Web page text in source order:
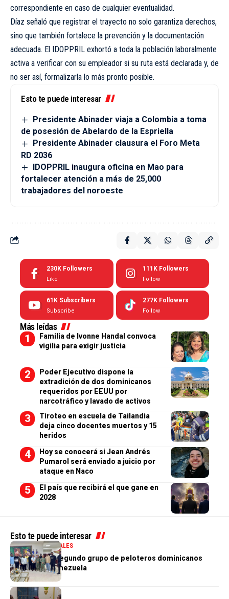
correspondiente en caso de cualquier eventualidad.
Díaz señaló que registrar el trayecto no solo garantiza derechos,
sino que también fortalece la prevención y la documentación
adecuada. El IDOPPRIL exhortó a toda la población laboralmente
activa a verificar con su empleador si su ruta está declarada y, de
no ser así, formalizarla lo más pronto posible.
Esto te puede interesar
Presidente Abinader viaja a Colombia a toma
de posesión de Abelardo de la Espriella
Presidente Abinader clausura el Foro Meta
RD 2036
IDOPPRIL inaugura oficina en Mao para
fortalecer atención a más de 25,000
trabajadores del noroeste
230K Followers
Like
111K Followers
Follow
61K Subscribers
Subscribe
277K Followers
Follow
Más leídas
Familia de Ivonne Handal convoca
vigilia para exigir justicia
Poder Ejecutivo dispone la
extradición de dos dominicanos
requeridos por EEUU por
narcotráfico y lavado de activos
Tiroteo en escuela de Tailandia
deja cinco docentes muertos y 15
heridos
Hoy se conocerá si Jean Andrés
Pumarol será enviado a juicio por
ataque en Naco
El país que recibirá el que gane en
2028
Esto te puede interesar
DEPORTESGENERALES
Llega al país segundo grupo de peloteros dominicanos
varados en Venezuela
NACIONALES